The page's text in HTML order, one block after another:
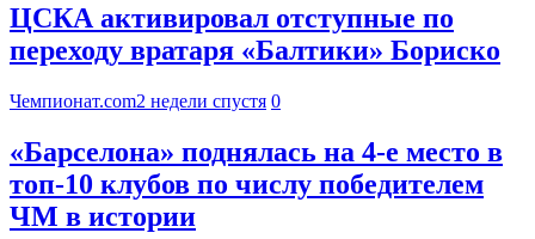
ЦСКА активировал отступные по
переходу вратаря «Балтики» Бориско
Чемпионат.com2 недели спустя 0
«Барселона» поднялась на 4-е место в
топ-10 клубов по числу победителем
ЧМ в истории